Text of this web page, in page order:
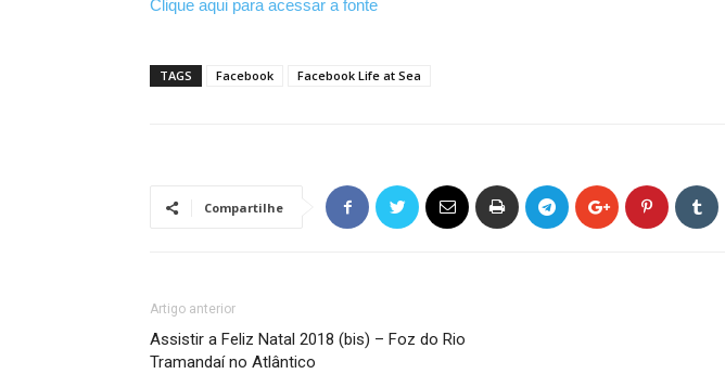
Clique aqui para acessar a fonte
TAGS Facebook Facebook Life at Sea
Compartilhe
Artigo anterior
Assistir a Feliz Natal 2018 (bis) – Foz do Rio
Tramandaí no Atlântico